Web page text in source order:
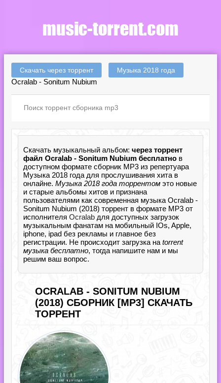
Скачать через торрент Музыка 2018 года
Ocralab - Sonitum Nubium
Скачать музыкальный альбом: через торрент
файл Ocralab - Sonitum Nubium бесплатно в
доступном формате сборник MP3 из репертуара
Музыка 2018 года для прослушивания хита в
онлайне. Музыка 2018 года торрентом это новые
и старые альбомы хитов и признана
пользователями как современная музыка Ocralab -
Sonitum Nubium (2018) торрент в формате MP3 от
исполнителя Ocralab для доступных загрузок
музыкальным фанатам на мобильный IOs, Apple,
iphone, ipad без рекламы и главное без
регистрации. Не происходит загрузка на torrent
музыка бесплатно, тогда напишите нам и мы
решим ваш вопрос.
OCRALAB - SONITUM NUBIUM
(2018) СБОРНИК [MP3] СКАЧАТЬ
ТОРРЕНТ